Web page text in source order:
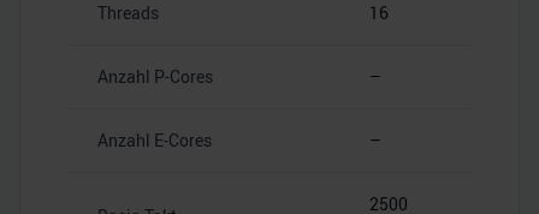
Threads 16
Anzahl P-Cores –
Anzahl E-Cores –
2500